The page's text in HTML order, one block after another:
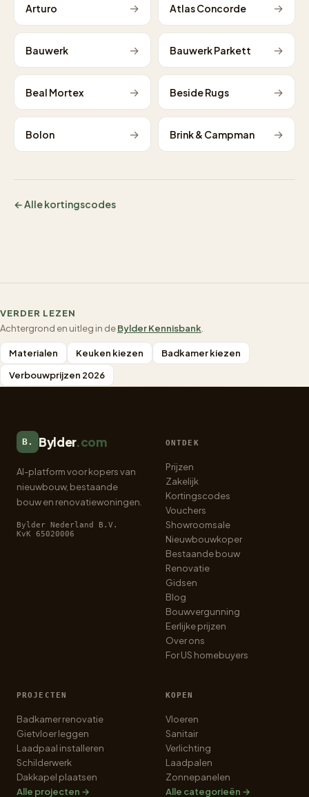
Arturo → Atlas Concorde →
Bauwerk → Bauwerk Parkett →
Beal Mortex → Beside Rugs →
Bolon → Brink & Campman →
← Alle kortingscodes
VERDER LEZEN
Achtergrond en uitleg in deBylder Kennisbank
Materialen Keuken kiezen
Badkamer kiezen
Verbouwprijzen 2026
B. Bylder.com
AI-platform voor kopers van
nieuwbouw, bestaande
bouw en renovatiewoningen.
Bylder Nederland B.V.
KvK 65020006
ONTDEK
Prijzen
Zakelijk
Kortingscodes
Vouchers
Showroomsale
Nieuwbouwkoper
Bestaande bouw
Renovatie
Gidsen
Blog
Bouwvergunning
Eerlijke prijzen
Over ons
For US homebuyers
PROJECTEN
Badkamer renovatie
Gietvloer leggen
Laadpaal installeren
Schilderwerk
Dakkapel plaatsen
Alle projecten →
KOPEN
Vloeren
Sanitair
Verlichting
Laadpalen
Zonnepanelen
Alle categorieën →